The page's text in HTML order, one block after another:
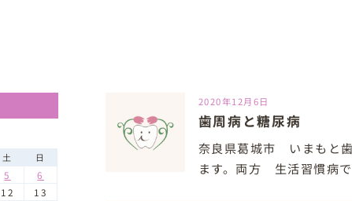
2020年12月6日
歯周病と糖尿病
奈良県葛城市 いまもと
ます。両方 生活習慣病
土 日
5
6
12
13